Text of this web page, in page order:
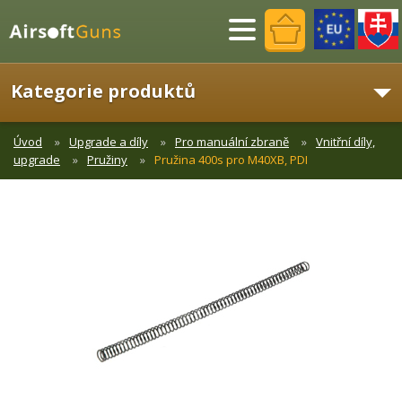
Menu
Kategorie produktů
Úvod Upgrade a díly Pro manuální zbraně
Vnitřní díly,
upgrade
Pružiny Pružina 400s pro M40XB, PDI